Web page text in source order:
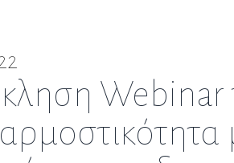
Webinar